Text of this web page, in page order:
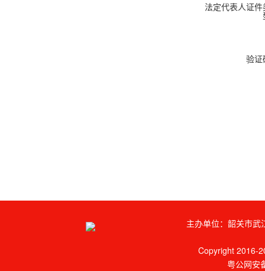
法定代表人证件
验证
主办单位：韶关市
Copyright 2016-
粤公网安